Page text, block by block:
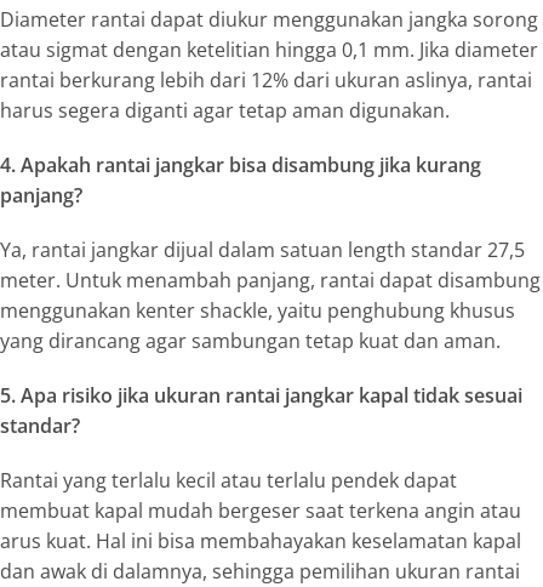
Diameter rantai dapat diukur menggunakan jangka sorong
atau sigmat dengan ketelitian hingga 0,1 mm. Jika diameter
rantai berkurang lebih dari 12% dari ukuran aslinya, rantai
harus segera diganti agar tetap aman digunakan.
4. Apakah rantai jangkar bisa disambung jika kurang
panjang?
Ya, rantai jangkar dijual dalam satuan length standar 27,5
meter. Untuk menambah panjang, rantai dapat disambung
menggunakan kenter shackle, yaitu penghubung khusus
yang dirancang agar sambungan tetap kuat dan aman.
5. Apa risiko jika ukuran rantai jangkar kapal tidak sesuai
standar?
Rantai yang terlalu kecil atau terlalu pendek dapat
membuat kapal mudah bergeser saat terkena angin atau
arus kuat. Hal ini bisa membahayakan keselamatan kapal
dan awak di dalamnya, sehingga pemilihan ukuran rantai